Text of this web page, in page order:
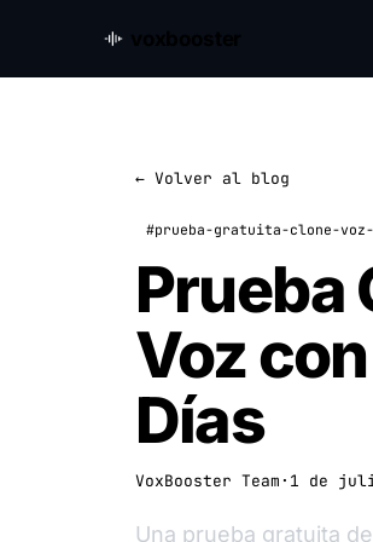
← Volver al blog
#prueba-gratuita-clone-
Prueba
Voz
Días
VoxBooster Team · 1 de
Una prueba gratuita